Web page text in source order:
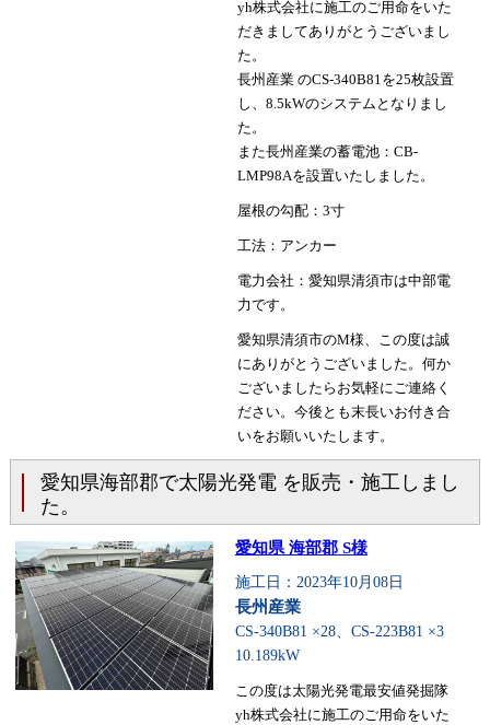
yh株式会社に施工のご用命をいた
だきましてありがとうございまし
た。
長州産業 のCS-340B81を25枚設置
し、8.5kWのシステムとなりまし
た。
また長州産業の蓄電池：CB-
LMP98Aを設置いたしました。
屋根の勾配：3寸
工法：アンカー
電力会社：愛知県清須市は中部電
力です。
愛知県清須市のM様、この度は誠
にありがとうございました。何か
ございましたらお気軽にご連絡く
ださい。今後とも末長いお付き合
いをお願いいたします。
愛知県海部郡で太陽光発電 を販売・施工しまし
た。
愛知県 海部郡 S様
施工日：2023年10月08日
長州産業
CS-340B81 ×28、CS-223B81 ×3
10.189kW
この度は太陽光発電最安値発掘隊
yh株式会社に施工のご用命をいた